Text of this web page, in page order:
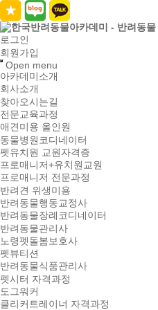
로그인
회원가입
Open menu
아카데미소개
회사소개
찾아오시는길
전문교육과정
애견미용 올인원
동물병원코디네이터
펫유치원 교원자격증
프로매니저+유치원교원
프로매니저 전문과정
반려견 위생미용
반려동물행동교정사
반려동물장례코디네이터
반려동물관리사
노령펫돌봄보호사
펫뷰티션
반려동물식품관리사
펫시터 자격과정
도그워커
클리커트레이너 자격과정